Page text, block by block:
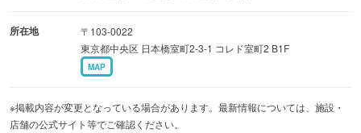
所在地
〒103-0022
東京都中央区 日本橋室町2-3-1 コレド室町2 B1F
MAP
※掲載内容が変更となっている場合があります。最新情報については、施設・
店舗の公式サイト等でご確認ください。